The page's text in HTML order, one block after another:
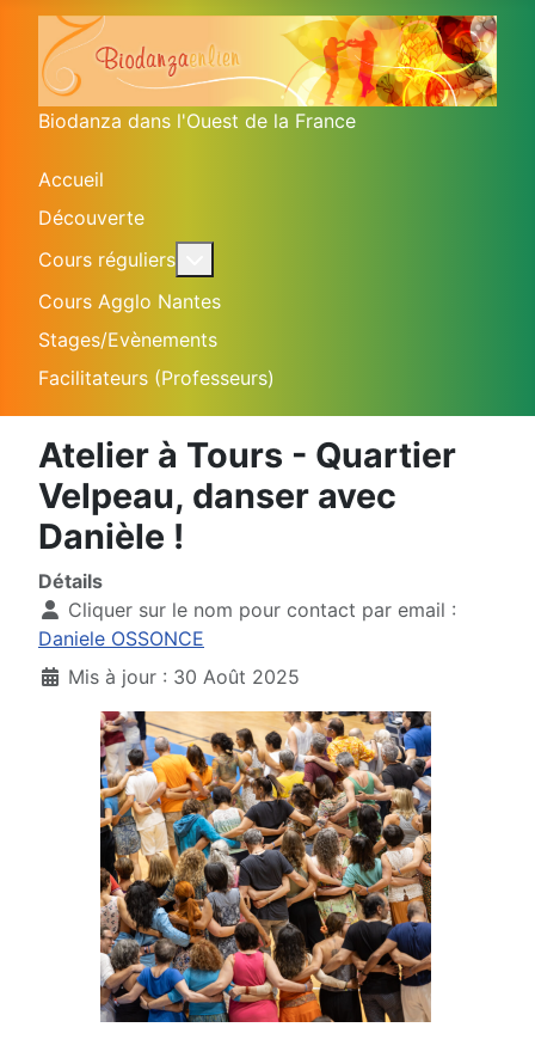
Biodanza dans l'Ouest de la France
Accueil
Découverte
Cours réguliers
Cours Agglo Nantes
Stages/Evènements
Facilitateurs (Professeurs)
Atelier à Tours - Quartier
Velpeau, danser avec
Danièle !
Détails
Cliquer sur le nom pour contact par email :
Daniele OSSONCE
Mis à jour : 30 Août 2025